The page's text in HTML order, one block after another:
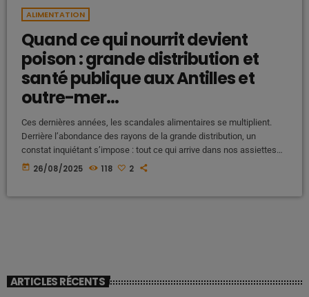
ALIMENTATION
Quand ce qui nourrit devient
poison : grande distribution et
santé publique aux Antilles et
outre-mer…
Ces dernières années, les scandales alimentaires se multiplient.
Derrière l’abondance des rayons de la grande distribution, un
constat inquiétant s’impose : tout ce qui arrive dans nos assiettes
n’est pas toujours sans risque. Fromages contaminés à la listeria en
today 26/08/2025 118 2
ARTICLES RÉCENTS